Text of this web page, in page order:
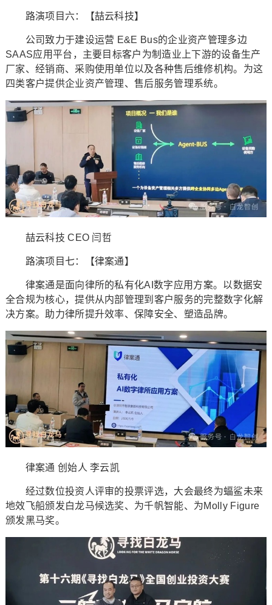
路演项目六：【喆云科技】
公司致力于建设运营 E&E Bus的企业资产管理多边
SAAS应用平台，主要目标客户为制造业上下游的设备生产
厂家、经销商、采购使用单位以及各种售后维修机构。为这
四类客户提供企业资产管理、售后服务管理系统。
喆云科技 CEO 闫哲
路演项目七：【律案通】
律案通是面向律所的私有化AI数字应用方案。以数据安
全合规为核心，提供从内部管理到客户服务的完整数字化解
决方案。助力律所提升效率、保障安全、塑造品牌。
律案通 创始人 李云凯
经过数位投资人评审的投票评选，大会最终为蝠鲨未来
地效飞船颁发白龙马候选奖、为千帆智能、为Molly Figure
颁发黑马奖。